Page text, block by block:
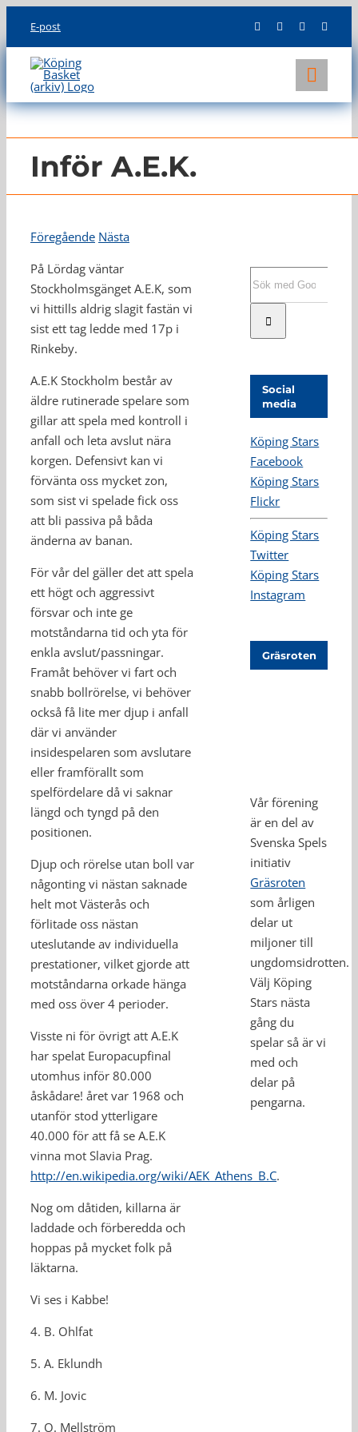
content
E-post
KLUBBEN
LAG
INFO
Inför A.E.K.
Föregående Nästa
På Lördag väntar
Stockholmsgänget A.E.K, som
vi hittills aldrig slagit fastän vi
sist ett tag ledde med 17p i
Rinkeby.
A.E.K Stockholm består av
äldre rutinerade spelare som
gillar att spela med kontroll i
anfall och leta avslut nära
korgen. Defensivt kan vi
förvänta oss mycket zon,
som sist vi spelade fick oss
att bli passiva på båda
änderna av banan.
För vår del gäller det att spela
ett högt och aggressivt
försvar och inte ge
motståndarna tid och yta för
enkla avslut/passningar.
Framåt behöver vi fart och
snabb bollrörelse, vi behöver
också få lite mer djup i anfall
där vi använder
insidespelaren som avslutare
eller framförallt som
spelfördelare då vi saknar
längd och tyngd på den
positionen.
Djup och rörelse utan boll var
någonting vi nästan saknade
helt mot Västerås och
förlitade oss nästan
uteslutande av individuella
prestationer, vilket gjorde att
motståndarna orkade hänga
med oss över 4 perioder.
Visste ni för övrigt att A.E.K
har spelat Europacupfinal
utomhus inför 80.000
åskådare! året var 1968 och
utanför stod ytterligare
40.000 för att få se A.E.K
vinna mot Slavia Prag.
http://en.wikipedia.org/wiki/AEK_Athens_B.C.
Nog om dåtiden, killarna är
laddade och förberedda och
hoppas på mycket folk på
läktarna.
Vi ses i Kabbe!
4. B. Ohlfat
5. A. Eklundh
6. M. Jovic
7. O. Mellström
Social
media
Köping Stars
Facebook
Köping Stars
Flickr
Köping Stars
Twitter
Köping Stars
Instagram
Gräsroten
Vår förening
är en del av
Svenska Spels
initiativ
Gräsroten
som årligen
delar ut
miljoner till
ungdomsidrotten.
Välj Köping
Stars nästa
gång du
spelar så är vi
med och
delar på
pengarna.